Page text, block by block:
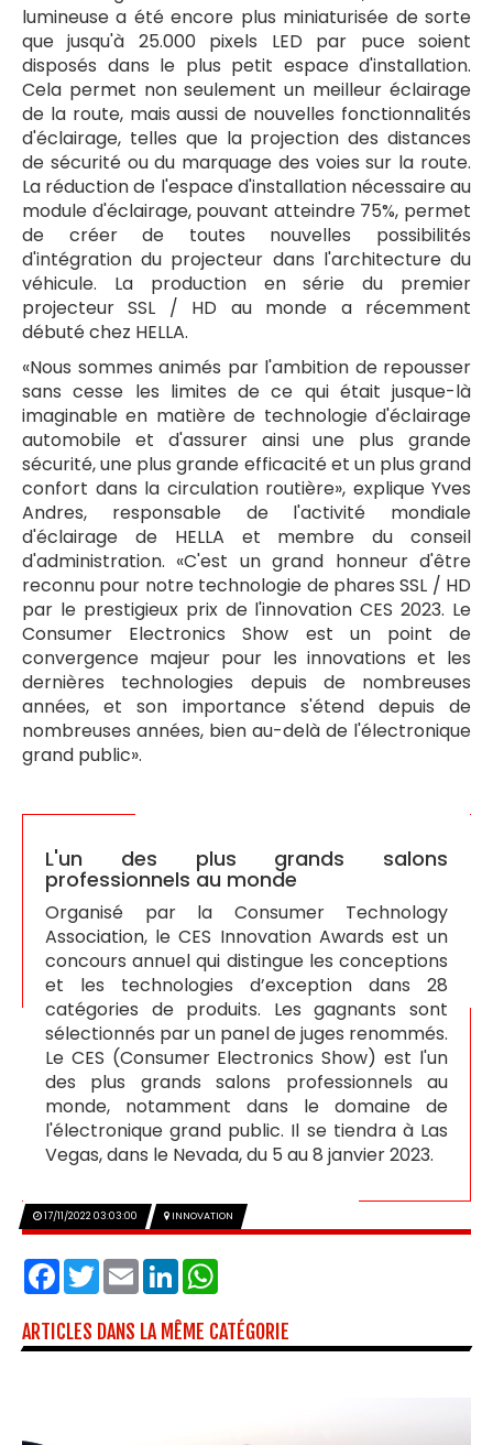
lumineuse a été encore plus miniaturisée de sorte
que jusqu'à 25.000 pixels LED par puce soient
disposés dans le plus petit espace d'installation.
Cela permet non seulement un meilleur éclairage
de la route, mais aussi de nouvelles fonctionnalités
d'éclairage, telles que la projection des distances
de sécurité ou du marquage des voies sur la route.
La réduction de l'espace d'installation nécessaire au
module d'éclairage, pouvant atteindre 75%, permet
de créer de toutes nouvelles possibilités
d'intégration du projecteur dans l'architecture du
véhicule. La production en série du premier
projecteur SSL / HD au monde a récemment
débuté chez HELLA.
«Nous sommes animés par l'ambition de repousser
sans cesse les limites de ce qui était jusque-là
imaginable en matière de technologie d'éclairage
automobile et d'assurer ainsi une plus grande
sécurité, une plus grande efficacité et un plus grand
confort dans la circulation routière», explique Yves
Andres, responsable de l'activité mondiale
d'éclairage de HELLA et membre du conseil
d'administration. «C'est un grand honneur d'être
reconnu pour notre technologie de phares SSL / HD
par le prestigieux prix de l'innovation CES 2023. Le
Consumer Electronics Show est un point de
convergence majeur pour les innovations et les
dernières technologies depuis de nombreuses
années, et son importance s'étend depuis de
nombreuses années, bien au-delà de l'électronique
grand public».
L'un des plus grands salons
professionnels au monde
Organisé par la Consumer Technology
Association, le CES Innovation Awards est un
concours annuel qui distingue les conceptions
et les technologies d’exception dans 28
catégories de produits. Les gagnants sont
sélectionnés par un panel de juges renommés.
Le CES (Consumer Electronics Show) est l'un
des plus grands salons professionnels au
monde, notamment dans le domaine de
l'électronique grand public. Il se tiendra à Las
Vegas, dans le Nevada, du 5 au 8 janvier 2023.
17/11/2022 03:03:00 INNOVATION
Facebook
TwitterEmailLinkedIn
ARTICLES DANS LA MÊME CATÉGORIE